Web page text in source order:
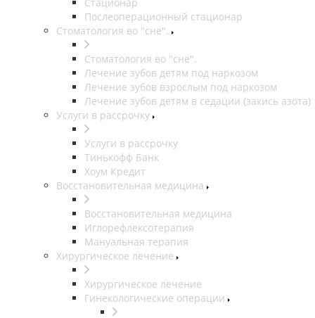
Послеоперационный стационар
Стоматология во "сне".
Стоматология во "сне".
Лечение зубов детям под наркозом
Лечение зубов взрослым под наркозом
Лечение зубов детям в седации (закись азота)
Услуги в рассрочку
Услуги в рассрочку
Тинькофф Банк
Хоум Кредит
Восстановительная медицина
Восстановительная медицина
Иглорефлексотерапия
Мануальная терапия
Хирургическое лечение
Хирургическое лечение
Гинекологические операции